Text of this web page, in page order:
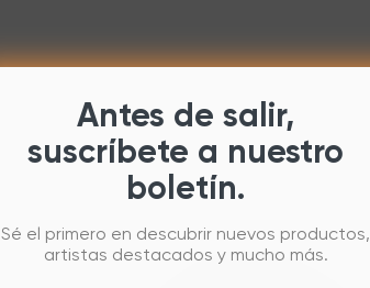
Antes de salir,
suscríbete a nuestro
boletín.
Sé el primero en descubrir nuevos productos,
artistas destacados y mucho más.